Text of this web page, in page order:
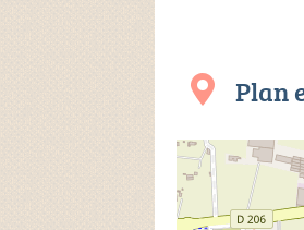
Plan